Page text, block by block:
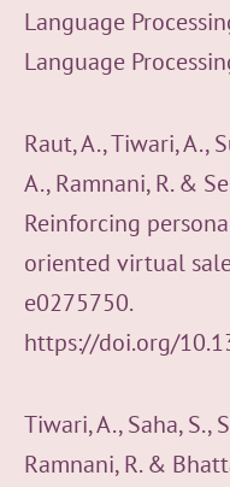
Language
Language
Raut, A., Tiwari, A.,
A., Ramnani, R. &
Reinforcing
oriented virtual
e0275750.
https://doi.org/
Tiwari, A., Saha, S.,
Ramnani, R. &